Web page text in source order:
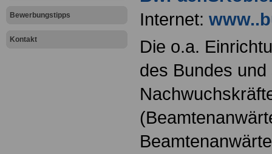
Bewerbungstipps
Kontakt
Internet:
Die o.a.
des Bundes und